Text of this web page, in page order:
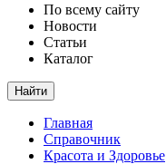
По всему сайту
Новости
Статьи
Каталог
Найти
Главная
Справочник
Красота и Здоровье